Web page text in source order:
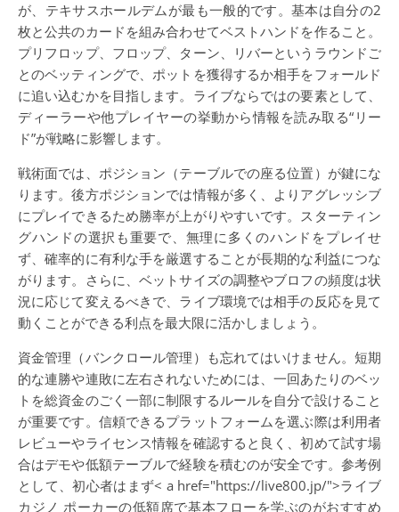
が、テキサスホールデムが最も一般的です。基本は自分の2
枚と公共のカードを組み合わせてベストハンドを作ること。
プリフロップ、フロップ、ターン、リバーというラウンドご
とのベッティングで、ポットを獲得するか相手をフォールド
に追い込むかを目指します。ライブならではの要素として、
ディーラーや他プレイヤーの挙動から情報を読み取る“リー
ド”が戦略に影響します。
戦術面では、ポジション（テーブルでの座る位置）が鍵にな
ります。後方ポジションでは情報が多く、よりアグレッシブ
にプレイできるため勝率が上がりやすいです。スターティン
グハンドの選択も重要で、無理に多くのハンドをプレイせ
ず、確率的に有利な手を厳選することが長期的な利益につな
がります。さらに、ベットサイズの調整やブロフの頻度は状
況に応じて変えるべきで、ライブ環境では相手の反応を見て
動くことができる利点を最大限に活かしましょう。
資金管理（バンクロール管理）も忘れてはいけません。短期
的な連勝や連敗に左右されないためには、一回あたりのベッ
トを総資金のごく一部に制限するルールを自分で設けること
が重要です。信頼できるプラットフォームを選ぶ際は利用者
レビューやライセンス情報を確認すると良く、初めて試す場
合はデモや低額テーブルで経験を積むのが安全です。参考例
として、初心者はまず< a href="https://live800.jp/">ライブ
カジノ ポーカーの低額席で基本フローを学ぶのがおすすめ